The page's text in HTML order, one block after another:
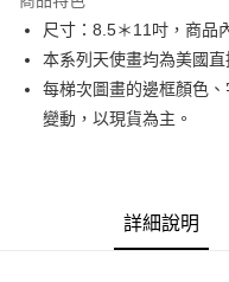
Apple Pay
街口支付
悠遊付
全家取貨付款
尺寸：8.5＊11吋，商品
本系列天使畫均為美國
每梯次圖畫的邊框顏色
變動，以現貨為主。
詳細說明